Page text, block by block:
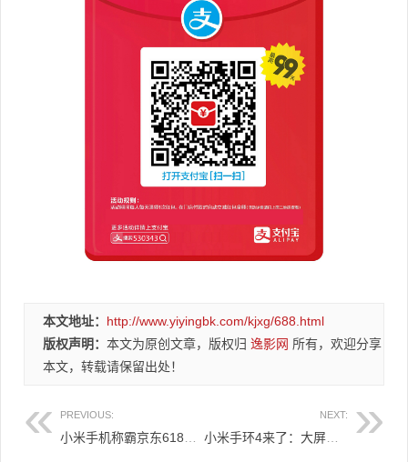
本文地址： http://www.yiyingbk.com/kjxg/688.html
版权声明： 本文为原创文章，版权归 逸影网 所有，欢迎分享
本文，转载请保留出处！
PREVIOUS: NEXT:
小米手环4来了：大屏彩显功能超强，售价169元起！